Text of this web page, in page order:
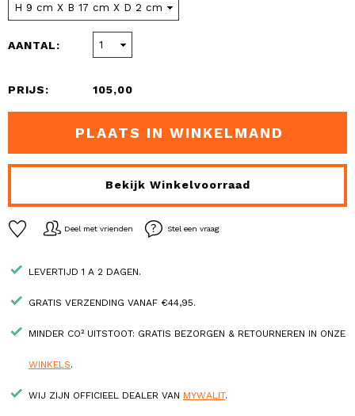
AANTAL:
PRIJS: 105,00
PLAATS IN WINKELMAND
Bekijk Winkelvoorraad
Deel met vrienden Stel een vraag
LEVERTIJD 1 A 2 DAGEN.
GRATIS VERZENDING VANAF €44,95.
MINDER CO² UITSTOOT: GRATIS BEZORGEN & RETOURNEREN IN ONZE
WINKELS.
WIJ ZIJN OFFICIEEL DEALER VAN MYWALIT.